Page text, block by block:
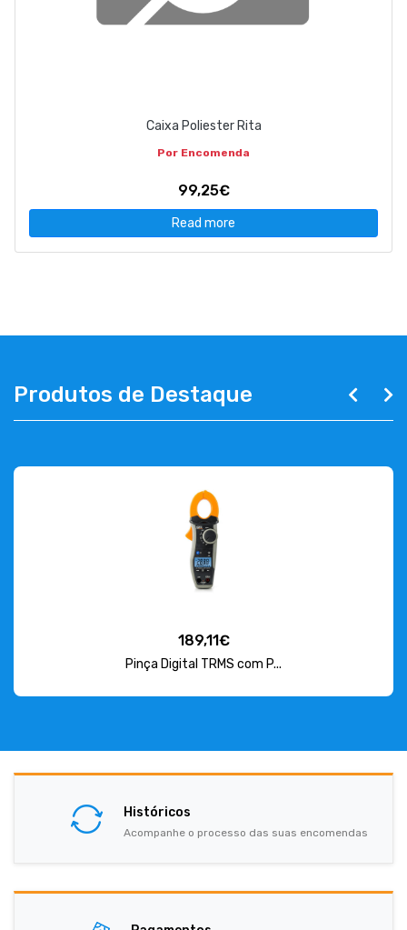
Caixa Poliester Rita
Por Encomenda
99,25€
Read more
Produtos de Destaque
189,11€
Pinça Digital TRMS com P...
Históricos
Acompanhe o processo das suas encomendas